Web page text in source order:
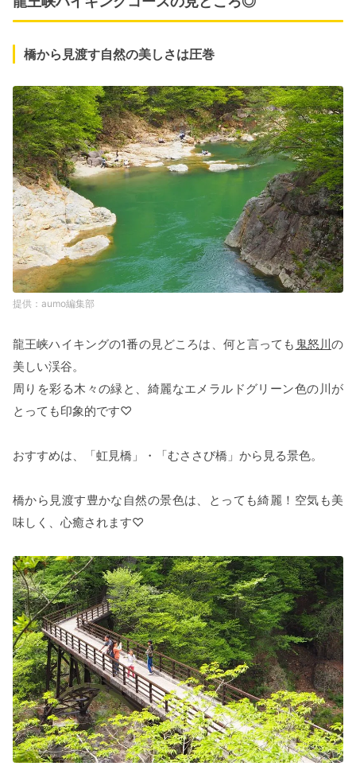
橋から見渡す自然の美しさは圧巻
aumo編集部
龍王峡ハイキングの1番の見どころは、何と言っても 鬼怒川の
美しい渓谷。
周りを彩る木々の緑と、綺麗なエメラルドグリーン色の川が
とっても印象的です♡
おすすめは、「虹見橋」・「むささび橋」から見る景色。
橋から見渡す豊かな自然の景色は、とっても綺麗！空気も美
味しく、心癒されます♡